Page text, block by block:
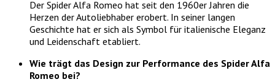
Der Spider Alfa Romeo hat seit den 1960er Jahren die
Herzen der Autoliebhaber erobert. In seiner langen
Geschichte hat er sich als Symbol für italienische Eleganz
und Leidenschaft etabliert.
Wie trägt das Design zur Performance des Spider Alfa
Romeo bei?